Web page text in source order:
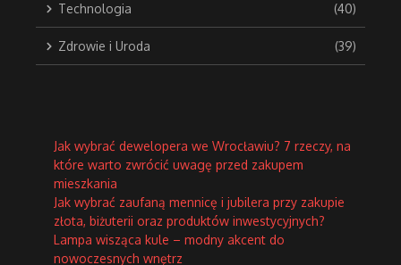
Technologia (40)
Zdrowie i Uroda (39)
Jak wybrać dewelopera we Wrocławiu? 7 rzeczy, na
które warto zwrócić uwagę przed zakupem
mieszkania
Jak wybrać zaufaną mennicę i jubilera przy zakupie
złota, biżuterii oraz produktów inwestycyjnych?
Lampa wisząca kule – modny akcent do
nowoczesnych wnętrz